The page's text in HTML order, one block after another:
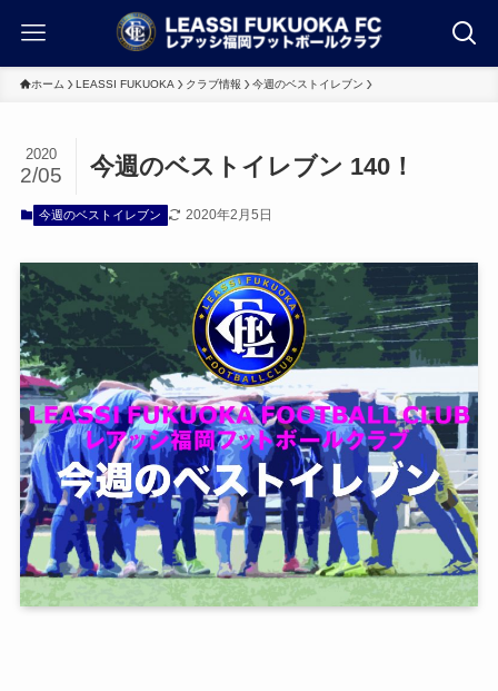
ホーム LEASSI FUKUOKA クラブ情報 今週のベストイレブン
今週のベストイレブン 140！
2020
2/05
今週のベストイレブン 2020年2月5日